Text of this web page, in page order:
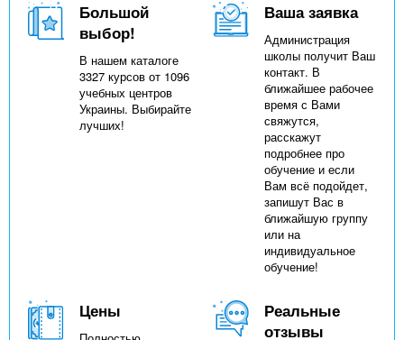
Большой
выбор!
В нашем каталоге
3327 курсов от 1096
учебных центров
Украины. Выбирайте
лучших!
Ваша заявка
Администрация
школы получит Ваш
контакт. В
ближайшее рабочее
время с Вами
свяжутся,
расскажут
подробнее про
обучение и если
Вам всё подойдет,
запишут Вас в
ближайшую группу
или на
индивидуальное
обучение!
Цены
Реальные
отзывы